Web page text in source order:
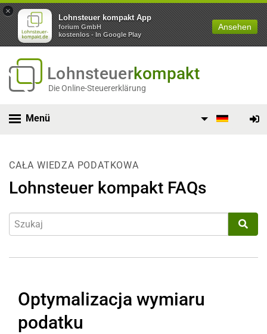
×
Lohnsteuer kompakt App
forium GmbH
kostenlos - In Google Play
Ansehen
Lohnsteuerkompakt
Die Online-Steuererklärung
Menü
CAŁA WIEDZA PODATKOWA
Lohnsteuer kompakt FAQs
Optymalizacja wymiaru
podatku